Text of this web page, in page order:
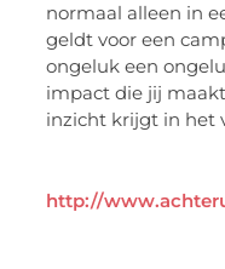
normaal alleen in
geldt voor een
ongeluk een
impact die jij
inzicht krijgt in het
http://